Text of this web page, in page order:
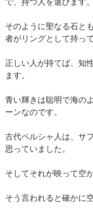
そのように聖なる石と
者がリングとして持っ
正しい人が持てば、知
ます。
青い輝きは聡明で海の
ーンなのです。
古代ペルシャ人は、サ
思っていました。
そしてそれが映って空
そう言われると確かに